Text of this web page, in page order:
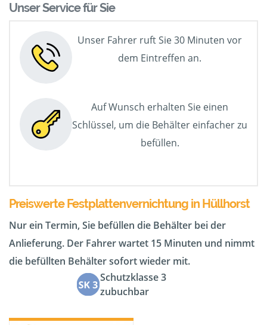
Unser Service für Sie
Unser Fahrer ruft Sie 30 Minuten vor
dem Eintreffen an.
Auf Wunsch erhalten Sie einen
Schlüssel, um die Behälter einfacher zu
befüllen.
Preiswerte Festplattenvernichtung in Hüllhorst
Nur ein Termin, Sie befüllen die Behälter bei der
Anlieferung. Der Fahrer wartet 15 Minuten und nimmt
die befüllten Behälter sofort wieder mit.
Schutzklasse 3
zubuchbar